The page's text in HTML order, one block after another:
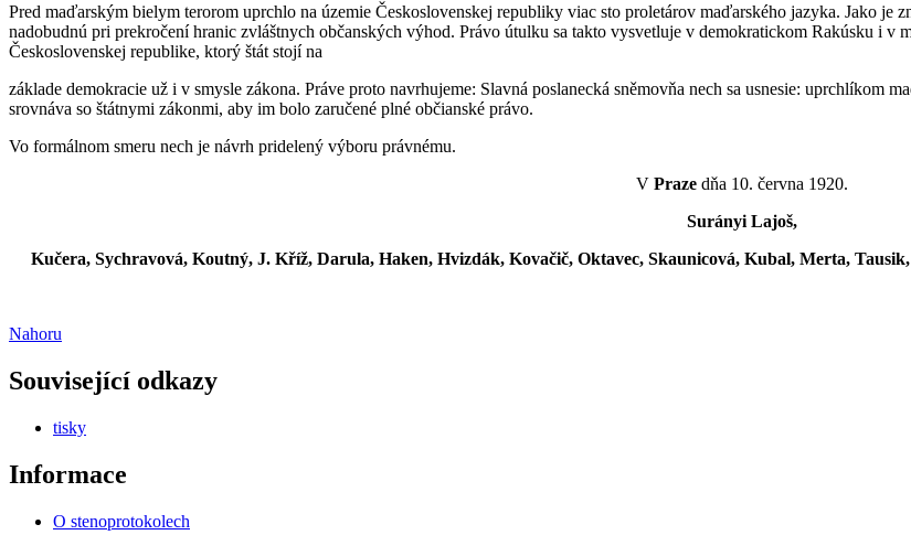
Pred maďarským bielym terorom uprchlo na územie Československej republiky viac sto proletárov maďarského jazyka. Jako
nadobudnú pri prekročení hranic zvláštnych občanských výhod. Právo útulku sa takto vysvetluje v demokratickom Rakúsku i
Československej republike, ktorý štát stojí na
základe demokracie už i v smysle zákona. Práve proto navrhujeme: Slavná poslanecká sněmovňa nech sa usnesie: uprchlíkom
srovnáva so štátnymi zákonmi, aby im bolo zaručené plné občianské právo.
Vo formálnom smeru nech je návrh pridelený výboru právnému.
V Praze dňa 10. června 1920.
Surányi Lajoš,
Kučera, Sychravová, Koutný, J. Kříž, Darula, Haken, Hvizdák, Kovačič, Oktavec, Skaunicová, Kubal, Merta,
Nahoru
Související odkazy
tisky
Informace
O stenoprotokolech